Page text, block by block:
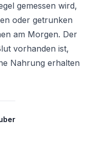
gemessen wird,
oder getrunken
am Morgen. Der
vorhanden ist,
Nahrung erhalten